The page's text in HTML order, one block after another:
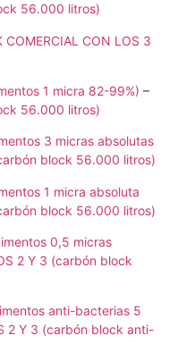
56.000 litros)
COMERCIAL CON LOS 3
1 micra 82-99%) –
56.000 litros)
3 micras absolutas
block 56.000 litros)
1 micra absoluta
block 56.000 litros)
0,5 micras
2 Y 3 (carbón block
anti-bacterias 5
2 Y 3 (carbón block anti-